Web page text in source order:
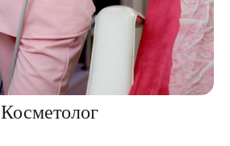
Косметолог